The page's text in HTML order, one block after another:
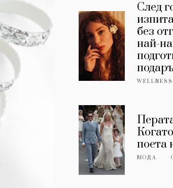
След
без
най-
WELLNESS
поета
МОДА